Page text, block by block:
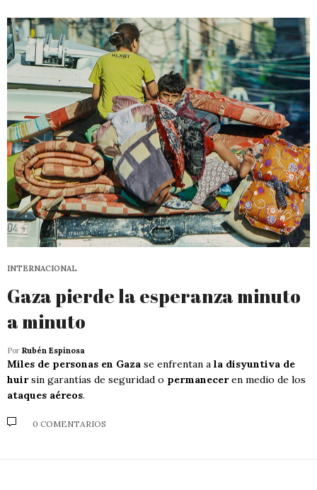
INTERNACIONAL
Gaza pierde la esperanza minuto
a minuto
Por Rubén Espinosa
Miles de personas en Gaza se enfrentan a la disyuntiva de
huirsin garantías de seguridad o permaneceren medio de los
ataques aéreos.
0 COMENTARIOS